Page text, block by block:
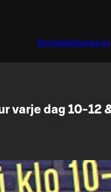
Startsida
varje dag 10-12